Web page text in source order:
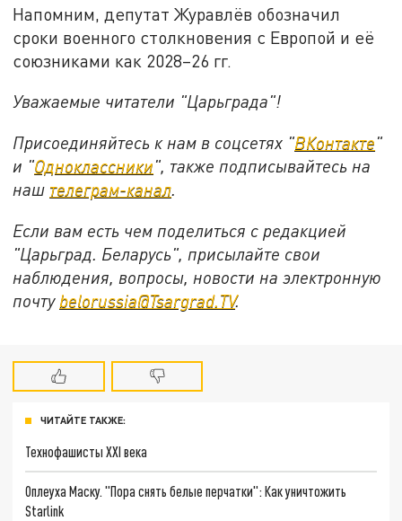
Напомним, депутат Журавлёв обозначил
сроки военного столкновения с Европой и её
союзниками как 2028–26 гг.
Уважаемые читатели "Царьграда"!
Присоединяйтесь к нам в соцсетях "ВКонтакте"
и "Одноклассники", также подписывайтесь на
наш телеграм-канал.
Если вам есть чем поделиться с редакцией
"Царьград. Беларусь", присылайте свои
наблюдения, вопросы, новости на электронную
почту belorussia@Tsargrad.TV.
ЧИТАЙТЕ ТАКЖЕ:
Технофашисты XXI века
Оплеуха Маску. "Пора снять белые перчатки": Как уничтожить
Starlink